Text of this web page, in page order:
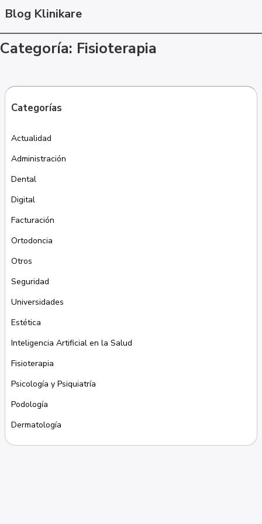
Blog Klinikare
Categoría: Fisioterapia
Categorías
Actualidad
Administración
Dental
Digital
Facturación
Ortodoncia
Otros
Seguridad
Universidades
Estética
Inteligencia Artificial en la Salud
Fisioterapia
Psicología y Psiquiatría
Podología
Dermatología